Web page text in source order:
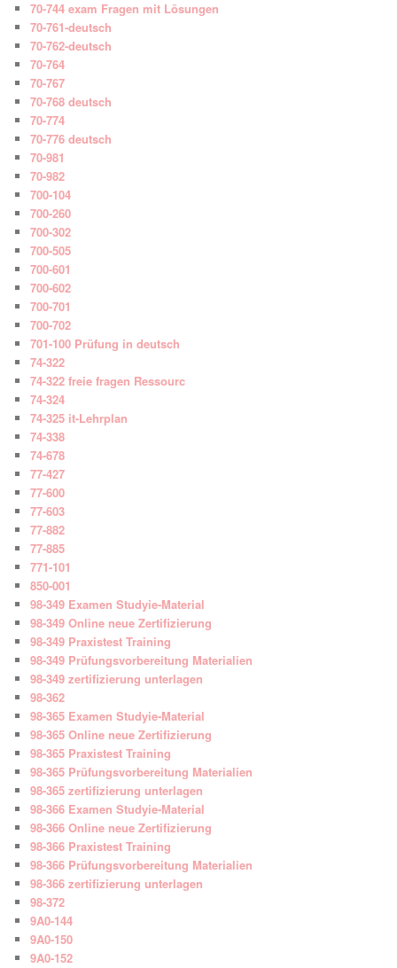
70-744 exam Fragen mit Lösungen
70-761-deutsch
70-762-deutsch
70-764
70-767
70-768 deutsch
70-774
70-776 deutsch
70-981
70-982
700-104
700-260
700-302
700-505
700-601
700-602
700-701
700-702
701-100 Prüfung in deutsch
74-322
74-322 freie fragen Ressourc
74-324
74-325 it-Lehrplan
74-338
74-678
77-427
77-600
77-603
77-882
77-885
771-101
850-001
98-349 Examen Studyie-Material
98-349 Online neue Zertifizierung
98-349 Praxistest Training
98-349 Prüfungsvorbereitung Materialien
98-349 zertifizierung unterlagen
98-362
98-365 Examen Studyie-Material
98-365 Online neue Zertifizierung
98-365 Praxistest Training
98-365 Prüfungsvorbereitung Materialien
98-365 zertifizierung unterlagen
98-366 Examen Studyie-Material
98-366 Online neue Zertifizierung
98-366 Praxistest Training
98-366 Prüfungsvorbereitung Materialien
98-366 zertifizierung unterlagen
98-372
9A0-144
9A0-150
9A0-152